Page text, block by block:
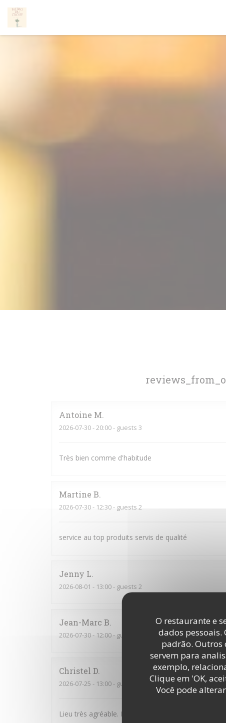
O restaurante e
dados pessoais.
padrão. Outros
servem para
exemplo,
Clique em 'OK,
Você pode
Antoine M
2026-07-30- 20:00 - guests 3
Très bien comme d'habitude
Martine B
2026-07-30- 12:30 - guests 2
service au top produits servis de qualité
Jenny L
2026-08-01 - 13:00 - guests 2
Jean-Marc B
2026-07-30- 12:00 - guests 4
Christel D
2026-07-25 - 13:00 - guests 3
Lieu très agréable. Personnel souriant et à l’écoute.